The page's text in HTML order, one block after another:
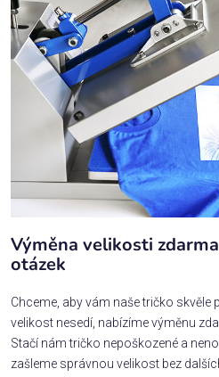
Výměna velikosti
otázek
Chceme, aby vám naše tričko skvěle
velikost nesedí, nabízíme výměnu
Stačí nám tričko nepoškozené a
zašleme správnou velikost bez